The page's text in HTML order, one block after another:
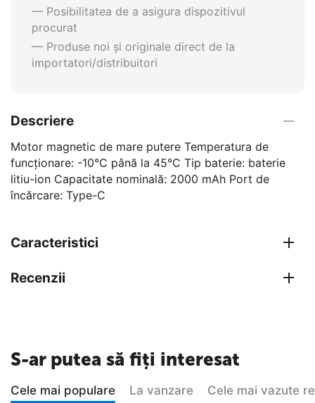
— Posibilitatea de a asigura dispozitivul
procurat
— Produse noi și originale direct de la
importatori/distribuitori
Descriere
Motor magnetic de mare putere Temperatura de
funcționare: -10°C până la 45°C Tip baterie: baterie
litiu-ion Capacitate nominală: 2000 mAh Port de
încărcare: Type-C
Caracteristici
Recenzii
S-ar putea să fiți interesat
Cele mai populare La vanzare Cele mai vazute